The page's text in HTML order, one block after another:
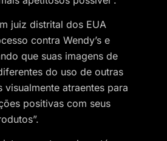
juiz distrital dos EUA
contra Wendy’s e
que suas imagens de
do uso de outras
visualmente atraentes para
positivas com seus